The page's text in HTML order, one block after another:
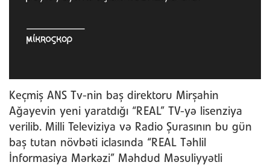
Keçmiş ANS Tv-nin baş direktoru Mirşahin
Ağayevin yeni yaratdığı “REAL” TV-yə lisenziya
verilib. Milli Televiziya və Radio Şurasının bu gün
baş tutan növbəti iclasında “REAL Təhlil
İnformasiya Mərkəzi” Məhdud Məsuliyyətli